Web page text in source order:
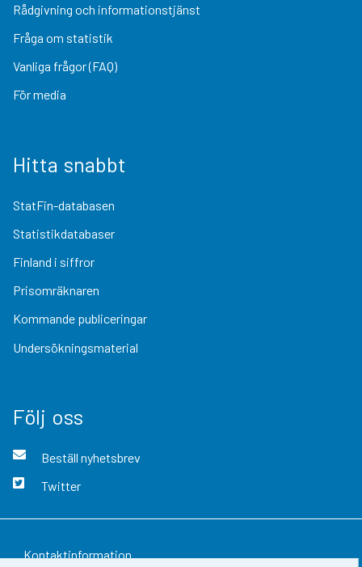
Rådgivning och informationstjänst
Fråga om statistik
Vanliga frågor (FAQ)
För media
Hitta snabbt
StatFin-databasen
Statistikdatabaser
Finland i siffror
Prisomräknaren
Kommande publiceringar
Undersökningsmaterial
Följ oss
Beställ nyhetsbrev
Twitter
Kontaktinformation